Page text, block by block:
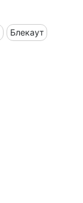
Блекаут